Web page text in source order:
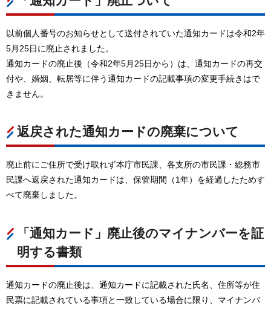
以前個人番号のお知らせとして送付されていた通知カードは令和2年
5月25日に廃止されました。
通知カードの廃止後（令和2年5月25日から）は、通知カードの再交
付や、婚姻、転居等に伴う通知カードの記載事項の変更手続きはで
きません。
返戻された通知カードの廃棄について
廃止前にご住所で受け取れず本庁市民課、各支所の市民課・総務市
民課へ返戻された通知カードは、保管期間（1年）を経過したためす
べて廃棄しました。
「通知カード」廃止後のマイナンバーを証
明する書類
通知カードの廃止後は、通知カードに記載された氏名、住所等が住
民票に記載されている事項と一致している場合に限り、マイナンバ